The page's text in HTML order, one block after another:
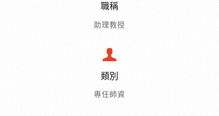
職稱
助理教授
類別
專任師資